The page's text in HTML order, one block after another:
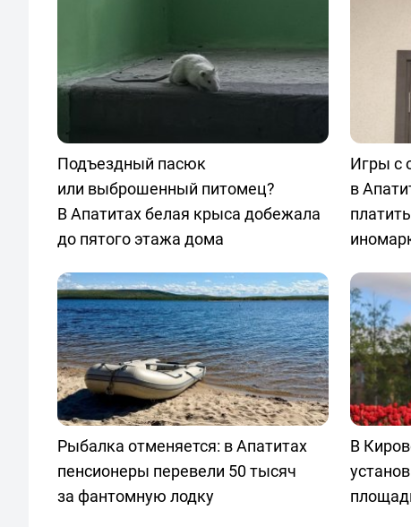
Подъездный пасюк
или выброшенный питомец?
В Апатитах белая крыса добежала
до пятого этажа дома
Игры с
в
Рыбалка отменяется: в Апатитах
пенсионеры перевели 50 тысяч
за фантомную лодку
В